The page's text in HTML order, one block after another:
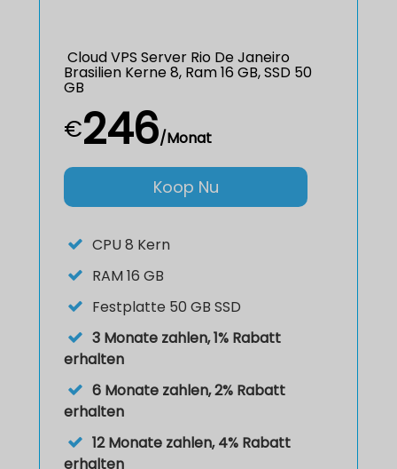
Cloud VPS Server Rio De Janeiro
Brasilien Kerne 8, Ram 16 GB, SSD 50
GB
€246/Monat
Koop Nu
CPU 8 Kern
RAM 16 GB
Festplatte 50 GB SSD
3 Monate zahlen, 1% Rabatt
erhalten
6 Monate zahlen, 2% Rabatt
erhalten
12 Monate zahlen, 4% Rabatt
erhalten